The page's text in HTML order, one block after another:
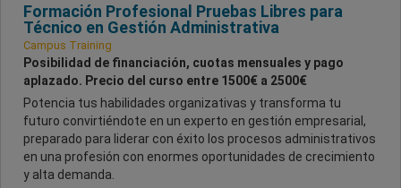
Formación Profesional Pruebas Libres para
Técnico en Gestión Administrativa
Campus Training
Posibilidad de financiación, cuotas mensuales y pago
aplazado. Precio del curso entre 1500€ a 2500€
Potencia tus habilidades organizativas y transforma tu
futuro convirtiéndote en un experto en gestión empresarial,
preparado para liderar con éxito los procesos administrativos
en una profesión con enormes oportunidades de crecimiento
y alta demanda.